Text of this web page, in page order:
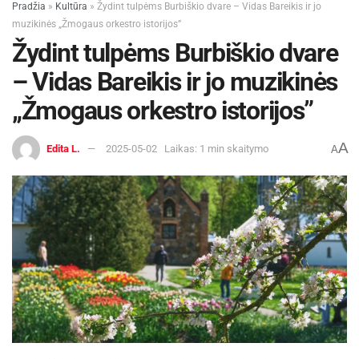
Pradžia » Kultūra » Žydint tulpėms Burbiškio dvare – Vidas Bareikis ir jo
muzikinės „Žmogaus orkestro istorijos”
Žydint tulpėms Burbiškio dvare
– Vidas Bareikis ir jo muzikinės
„Žmogaus orkestro istorijos”
Edita L. 2025-05-02 Laikas: 1 min skaitymo AA